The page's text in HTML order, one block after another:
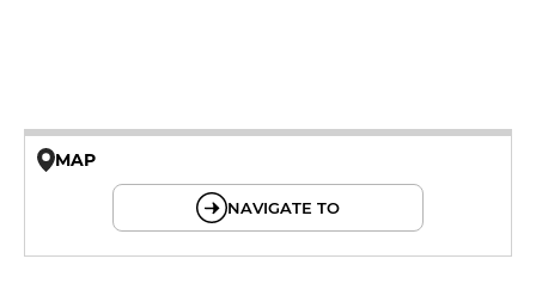
MAP
NAVIGATE TO